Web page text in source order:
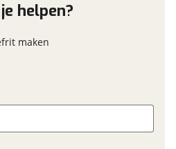
BTW
€ 289,99
helpen?
maken